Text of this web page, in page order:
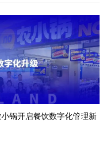
里程碑。
锅开启餐饮数字化管理新